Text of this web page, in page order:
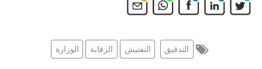
التدقيق التفتيش الرقابة الوزارة